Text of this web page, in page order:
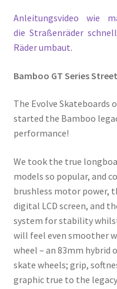
Anleitungsvideo wie
die Straßenräder
Räder umbaut.
Bamboo GT Series Street
The Evolve Skateboards
started the Bamboo
performance!
We took the true
models so popular, and
brushless motor power,
digital LCD screen, and
system for stability
will feel even smoother
wheel – an 83mm hybrid
skate wheels; grip,
graphic true to the